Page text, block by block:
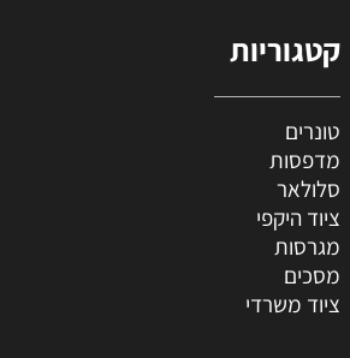
קטגוריות
טונרים
מדפסות
סלולאר
ציוד היקפי
מגרסות
מסכים
ציוד משרדי